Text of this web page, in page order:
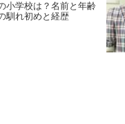
小学校は？名前と年齢
馴れ初めと経歴